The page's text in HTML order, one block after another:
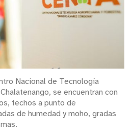
Nacional de Tecnología
se encuentran con
techos a punto de
de humedad y moho, gradas